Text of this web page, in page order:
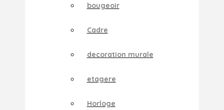
bougeoir
Cadre
decoration murale
etagere
Horloge